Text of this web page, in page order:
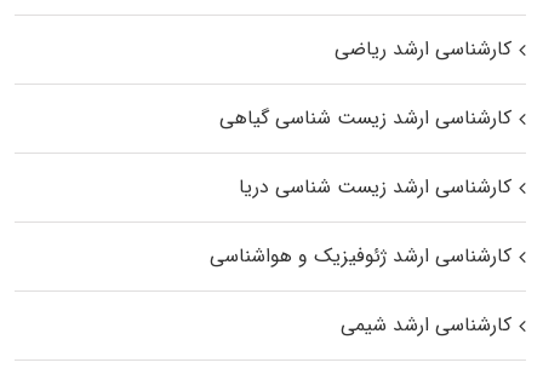
کارشناسی ارشد ریاضی
کارشناسی ارشد زیست‌ شناسی گیاهی
کارشناسی ارشد زیست‌ شناسی دریا
کارشناسی ارشد ژئوفیزیک و هواشناسی
کارشناسی ارشد شیمی